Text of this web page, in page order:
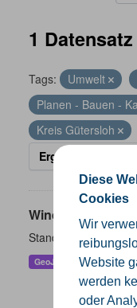
Diese
Cookies
Wir
Website
werden
oder
1
Tags: Umwelt
Planen - Bauen -
Kreis Gütersloh
Ergebnisse filtern
Standorte der
GeoJSON KML SHP